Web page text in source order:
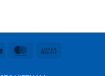
Stripe MasterCard